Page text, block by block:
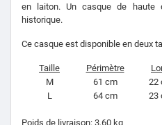
en laiton. Un casque de haute
historique.
Ce casque est disponible en deux
Taille Périmètre
M
61 cm 22
L
64 cm 23
Poids de livraison: 3,60 kg